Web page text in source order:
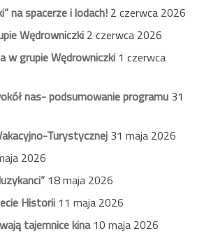
na spacerze i lodach! 2 czerwca 2026
Wędrowniczki 2 czerwca 2026
grupie Wędrowniczki 1 czerwca
nas- podsumowanie programu 31
Turystycznej 31 maja 2026
2026
18 maja 2026
Historii 11 maja 2026
tajemnice kina10 maja 2026